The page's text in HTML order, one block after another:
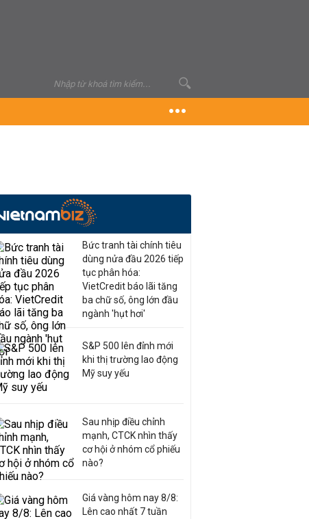
Bức tranh tài chính tiêu
dùng nửa đầu 2026 tiếp
tục phân hóa:
VietCredit báo lãi tăng
ba chữ số, ông lớn đầu
ngành 'hụt hơi'
S&P 500 lên đỉnh mới
khi thị trường lao động
Mỹ suy yếu
Sau nhịp điều chỉnh
mạnh, CTCK nhìn thấy
cơ hội ở nhóm cổ phiếu
nào?
Giá vàng hôm nay 8/8:
Lên cao nhất 7 tuần